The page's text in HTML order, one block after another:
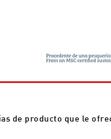
de producto que le